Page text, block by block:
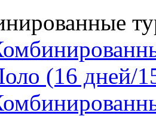
(16 дней/